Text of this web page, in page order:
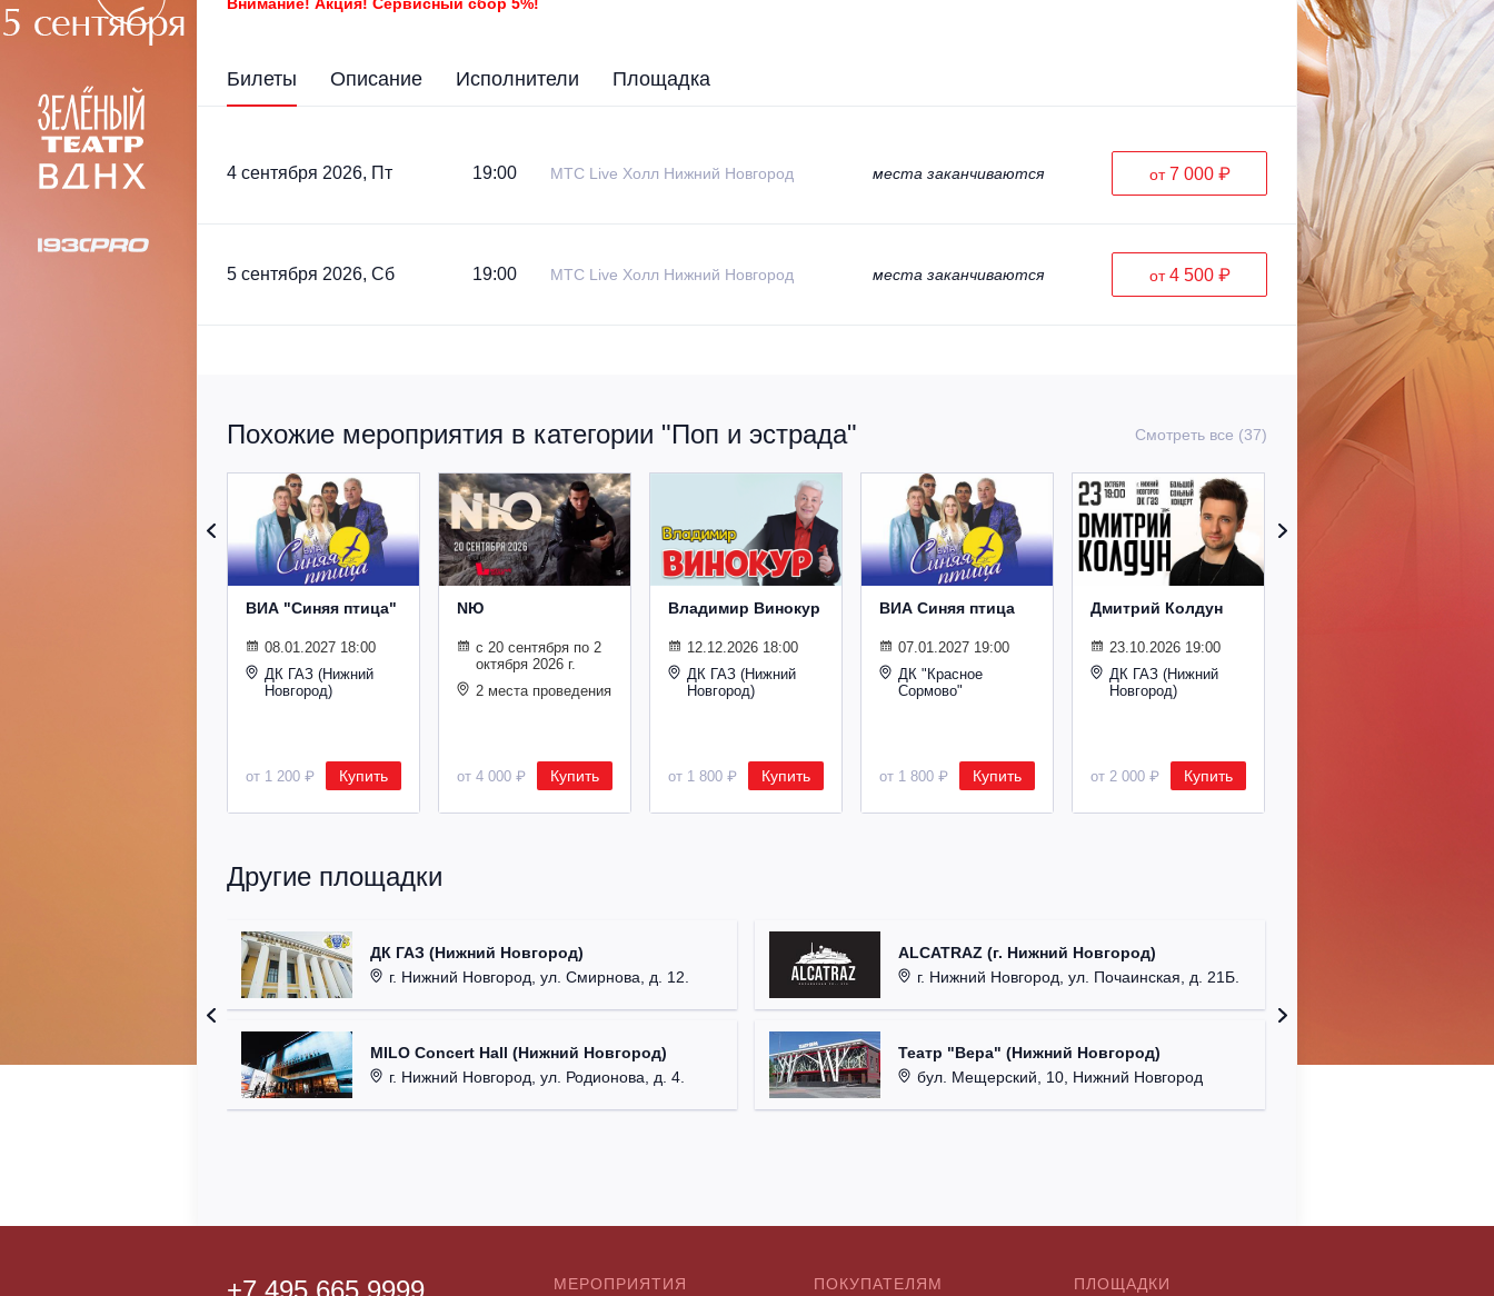
Билеты Описание Исполнители Площадка
4 сентября 2026, Пт 19:00 МТС Live Холл Нижний Новгород места заканчиваются от7 000 ₽
5 сентября 2026, Сб 19:00 МТС Live Холл Нижний Новгород места заканчиваются от4 500 ₽
Похожие мероприятия в категории "Поп и эстрада" Смотреть все (37)
ВИА "Синяя птица"
08.01.2027 18:00
ДК ГАЗ (Нижний
Новгород)
от 1 200 ₽ Купить
NЮ
с 20 сентября по 2
октября 2026 г.
2 места проведения
от 4 000 ₽ Купить
Владимир Винокур
12.12.2026 18:00
ДК ГАЗ (Нижний
Новгород)
от 1 800 ₽ Купить
ВИА Синяя птица
07.01.2027 19:00
ДК "Красное
Сормово"
от 1 800 ₽ Купить
Дмитрий Колдун
23.10.2026 19:00
ДК ГАЗ (Нижний
Новгород)
от 2 000 ₽ Купить
Другие площадки
ДК ГАЗ (Нижний Новгород)
г. Нижний Новгород, ул. Смирнова, д. 12.
MILO Concert Hall (Нижний Новгород)
г. Нижний Новгород, ул. Родионова, д. 4.
ALCATRAZ (г. Нижний Новгород)
г. Нижний Новгород, ул. Почаинская, д. 21Б.
Театр "Вера" (Нижний Новгород)
бул. Мещерский, 10, Нижний Новгород
МЕРОПРИЯТИЯ ПОКУПАТЕЛЯМ ПЛОЩАДКИ